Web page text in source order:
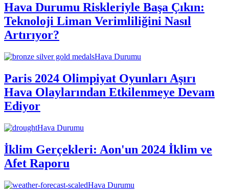
Hava Durumu Riskleriyle Başa Çıkın:
Teknoloji Liman Verimliliğini Nasıl
Artırıyor?
Hava Durumu
Paris 2024 Olimpiyat Oyunları Aşırı
Hava Olaylarından Etkilenmeye Devam
Ediyor
Hava Durumu
İklim Gerçekleri: Aon'un 2024 İklim ve
Afet Raporu
Hava Durumu